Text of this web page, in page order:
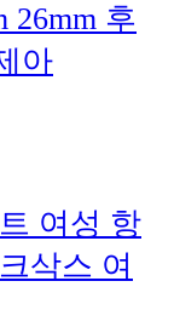
26mm 후
아
여성 항
삭스 여